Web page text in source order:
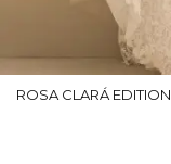
ROSA CLARÁ EDITION